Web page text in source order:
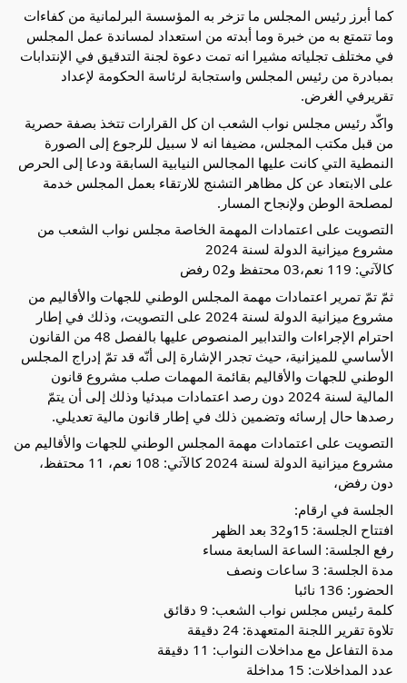
كما أبرز رئيس المجلس ما تزخر به المؤسسة البرلمانية من كفاءات
وما تتمتع به من خبرة وما أبدته من استعداد لمساندة عمل المجلس
في مختلف تجلياته مشيرا انه تمت دعوة لجنة التدقيق في الإنتدابات
بمبادرة من رئيس المجلس واستجابة لرئاسة الحكومة لإعداد
تقريرفي الغرض.
واكّد رئيس مجلس نواب الشعب ان كل القرارات تتخذ بصفة حصرية
من قبل مكتب المجلس، مضيفا انه لا سبيل للرجوع إلى الصورة
النمطية التي كانت عليها المجالس النيابية السابقة ودعا إلى الحرص
على الابتعاد عن كل مظاهر التشنج للارتقاء بعمل المجلس خدمة
لمصلحة الوطن ولإنجاح المسار.
التصويت على اعتمادات المهمة الخاصة مجلس نواب الشعب من
مشروع ميزانية الدولة لسنة 2024
كالآتي: 119 نعم،03 محتفظ و02 رفض
ثمّ تمّ تمرير اعتمادات مهمة المجلس الوطني للجهات والأقاليم من
مشروع ميزانية الدولة لسنة 2024 على التصويت، وذلك في إطار
احترام الإجراءات والتدابير المنصوص عليها بالفصل 48 من القانون
الأساسي للميزانية، حيث تجدر الإشارة إلى أنّه قد تمّ إدراج المجلس
الوطني للجهات والأقاليم بقائمة المهمات صلب مشروع قانون
المالية لسنة 2024 دون رصد اعتمادات مبدئيا وذلك إلى أن يتمّ
رصدها حال إرسائه وتضمين ذلك في إطار قانون مالية تعديلي.
التصويت على اعتمادات مهمة المجلس الوطني للجهات والأقاليم من
مشروع ميزانية الدولة لسنة 2024 كالآتي: 108 نعم، 11 محتفظ،
دون رفض،
الجلسة في ارقام:
افتتاح الجلسة: 15و32 بعد الظهر
رفع الجلسة: الساعة السابعة مساء
مدة الجلسة: 3 ساعات ونصف
الحضور: 136 نائبا
كلمة رئيس مجلس نواب الشعب: 9 دقائق
تلاوة تقرير اللجنة المتعهدة: 24 دقيقة
مدة التفاعل مع مداخلات النواب: 11 دقيقة
عدد المداخلات: 15 مداخلة